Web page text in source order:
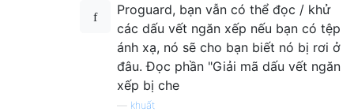
Proguard, bạn vẫn có thể đọc / khử
các dấu vết ngăn xếp nếu bạn có tệp
ánh xạ, nó sẽ cho bạn biết nó bị rơi ở
đâu. Đọc phần "Giải mã dấu vết ngăn
xếp bị che
khuất